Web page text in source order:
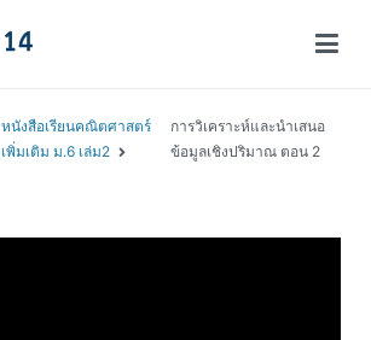
หนังสือเรียนคณิตศาสตร์
เพิ่มเติม ม.6 เล่ม2
การวิเคราะห์และนำเสนอ
ข้อมูลเชิงปริมาณ ตอน 2